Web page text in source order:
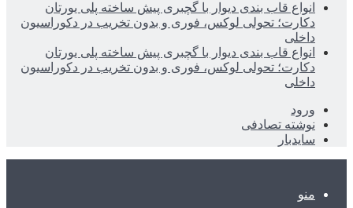
انواع قاب بندی دیوار با گچبری پیش ساخته پلی یورتان
دکارت؛ تحولی لوکس، فوری و بدون تخریب در دکوراسیون
داخلی
انواع قاب بندی دیوار با گچبری پیش ساخته پلی یورتان
دکارت؛ تحولی لوکس، فوری و بدون تخریب در دکوراسیون
داخلی
ورود
نوشته تصادفی
سایدبار
منو